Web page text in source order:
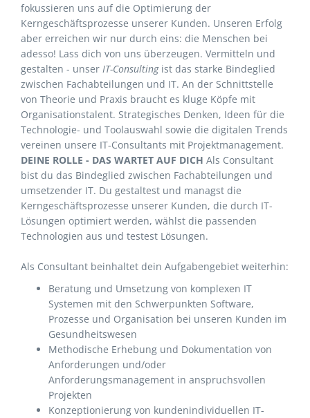
fokussieren uns auf die Optimierung der
Kerngeschäftsprozesse unserer Kunden. Unseren Erfolg
aber erreichen wir nur durch eins: die Menschen bei
adesso! Lass dich von uns überzeugen. Vermitteln und
gestalten - unser IT-Consultingist das starke Bindeglied
zwischen Fachabteilungen und IT. An der Schnittstelle
von Theorie und Praxis braucht es kluge Köpfe mit
Organisationstalent. Strategisches Denken, Ideen für die
Technologie- und Toolauswahl sowie die digitalen Trends
vereinen unsere IT-Consultants mit Projektmanagement.
DEINE ROLLE - DAS WARTET AUF DICH Als Consultant
bist du das Bindeglied zwischen Fachabteilungen und
umsetzender IT. Du gestaltest und managst die
Kerngeschäftsprozesse unserer Kunden, die durch IT-
Lösungen optimiert werden, wählst die passenden
Technologien aus und testest Lösungen.
Als Consultant beinhaltet dein Aufgabengebiet weiterhin:
Beratung und Umsetzung von komplexen IT
Systemen mit den Schwerpunkten Software,
Prozesse und Organisation bei unseren Kunden im
Gesundheitswesen
Methodische Erhebung und Dokumentation von
Anforderungen und/oder
Anforderungsmanagement in anspruchsvollen
Projekten
Konzeptionierung von kundenindividuellen IT-